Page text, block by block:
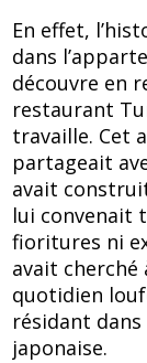
En effet,
dans
découvre en
restaurant
travaille. Cet
partageait
avait
lui convenait
fioritures ni
avait cherché
quotidien
résidant
japonaise.